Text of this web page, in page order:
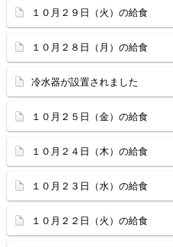
１０月２９日（火）の給食
１０月２８日（月）の給食
冷水器が設置されました
１０月２５日（金）の給食
１０月２４日（木）の給食
１０月２３日（水）の給食
１０月２２日（火）の給食